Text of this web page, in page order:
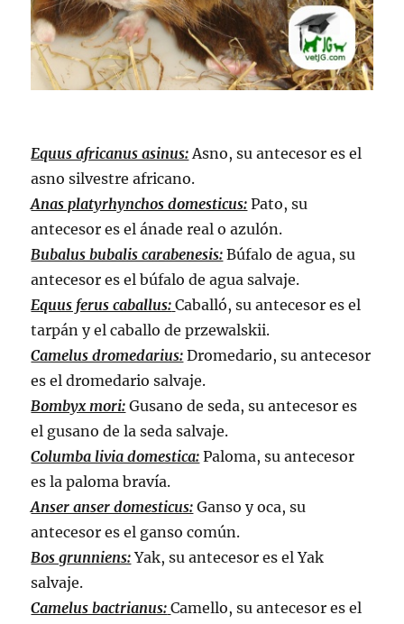
Equus africanus asinus: Asno, su antecesor es el
asno silvestre africano.
Anas platyrhynchos domesticus: Pato, su
antecesor es el ánade real o azulón.
Bubalus bubalis carabenesis: Búfalo de agua, su
antecesor es el búfalo de agua salvaje.
Equus ferus caballus: Caballó, su antecesor es el
tarpán y el caballo de przewalskii.
Camelus dromedarius: Dromedario, su antecesor
es el dromedario salvaje.
Bombyx mori: Gusano de seda, su antecesor es
el gusano de la seda salvaje.
Columba livia domestica: Paloma, su antecesor
es la paloma bravía.
Anser anser domesticus: Ganso y oca, su
antecesor es el ganso común.
Bos grunniens: Yak, su antecesor es el Yak
salvaje.
Camelus bactrianus: Camello, su antecesor es el